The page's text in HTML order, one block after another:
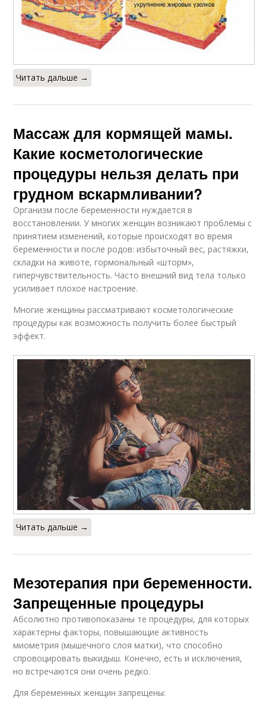
Читать дальше →
Массаж для кормящей мамы.
Какие косметологические
процедуры нельзя делать при
грудном вскармливании?
Организм после беременности нуждается в
восстановлении. У многих женщин возникают проблемы с
принятием изменений, которые происходят во время
беременности и после родов: избыточный вес, растяжки,
складки на животе, гормональный «шторм»,
гиперчувствительность. Часто внешний вид тела только
усиливает плохое настроение.
Многие женщины рассматривают косметологические
процедуры как возможность получить более быстрый
эффект.
Читать дальше →
Мезотерапия при беременности.
Запрещенные процедуры
Абсолютно противопоказаны те процедуры, для которых
характерны факторы, повышающие активность
миометрия (мышечного слоя матки), что способно
спровоцировать выкидыш. Конечно, есть и исключения,
но встречаются они очень редко.
Для беременных женщин запрещены: